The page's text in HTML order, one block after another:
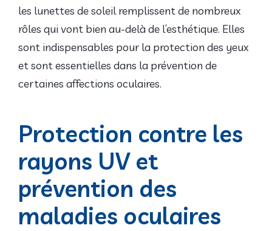
les lunettes de soleil remplissent de nombreux
rôles qui vont bien au-delà de l’esthétique. Elles
sont indispensables pour la protection des yeux
et sont essentielles dans la prévention de
certaines affections oculaires.
Protection contre les
rayons UV et
prévention des
maladies oculaires